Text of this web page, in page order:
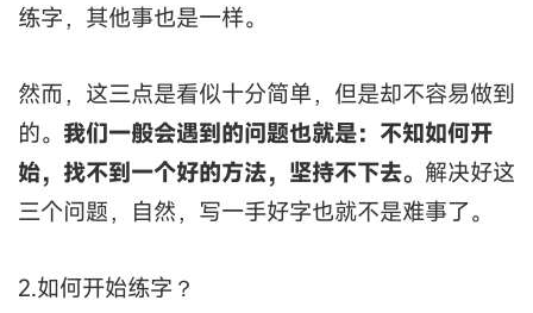
练字，其他事也是一样。
然而，这三点是看似十分简单，但是却不容易做到
的。 我们一般会遇到的问题也就是：不知如何开
始，找不到一个好的方法，坚持不下去。 解决好这
三个问题，自然，写一手好字也就不是难事了。
2.如何开始练字？